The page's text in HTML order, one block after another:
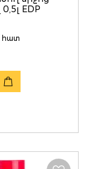
EDP
հատ